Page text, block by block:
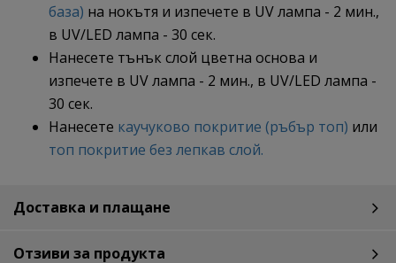
база) на нокътя и изпечете в UV лампа - 2 мин.,
в UV/LED лампа - 30 сек.
Нанесете тънък слой цветна основа и
изпечете в UV лампа - 2 мин., в UV/LED лампа -
30 сек.
Нанесете каучуково покритие (ръбър топ) или
топ покритие без лепкав слой.
Доставка и плащане
Отзиви за продукта